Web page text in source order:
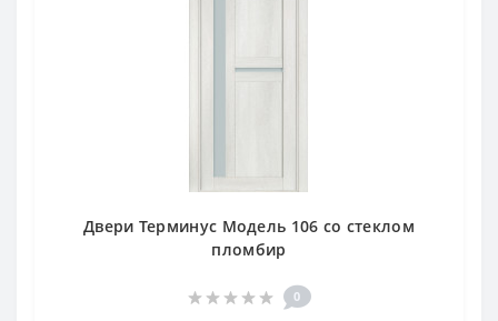
Двери Терминус Модель 106 со стеклом
пломбир
0